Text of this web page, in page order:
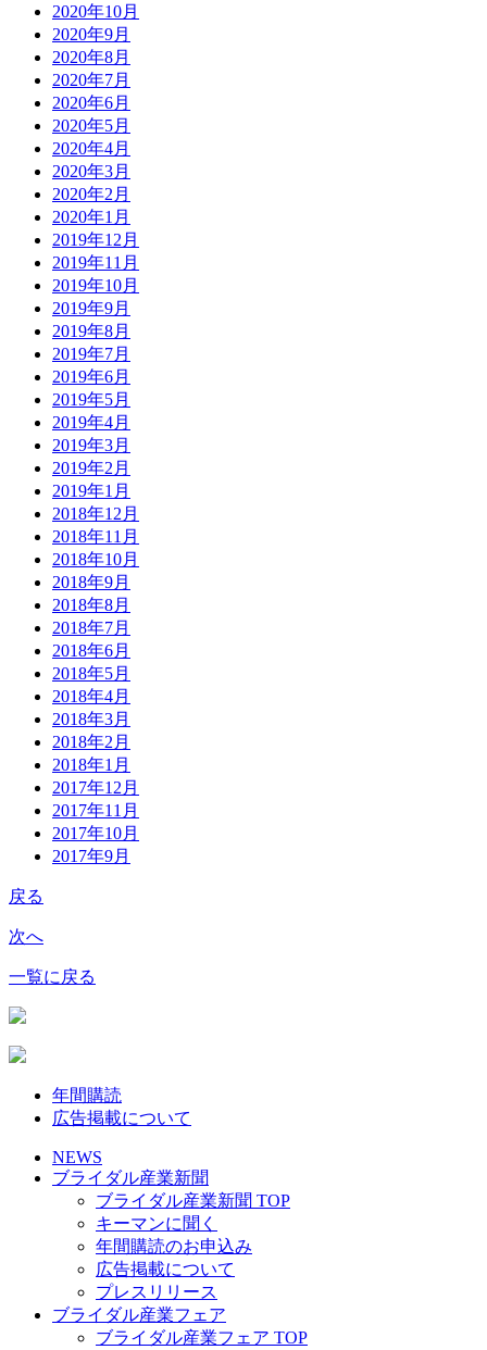
2020年10月
2020年9月
2020年8月
2020年7月
2020年6月
2020年5月
2020年4月
2020年3月
2020年2月
2020年1月
2019年12月
2019年11月
2019年10月
2019年9月
2019年8月
2019年7月
2019年6月
2019年5月
2019年4月
2019年3月
2019年2月
2019年1月
2018年12月
2018年11月
2018年10月
2018年9月
2018年8月
2018年7月
2018年6月
2018年5月
2018年4月
2018年3月
2018年2月
2018年1月
2017年12月
2017年11月
2017年10月
2017年9月
戻る
次へ
一覧に戻る
年間購読
広告掲載について
NEWS
ブライダル産業新聞
ブライダル産業新聞 TOP
キーマンに聞く
年間購読のお申込み
広告掲載について
プレスリリース
ブライダル産業フェア
ブライダル産業フェア TOP